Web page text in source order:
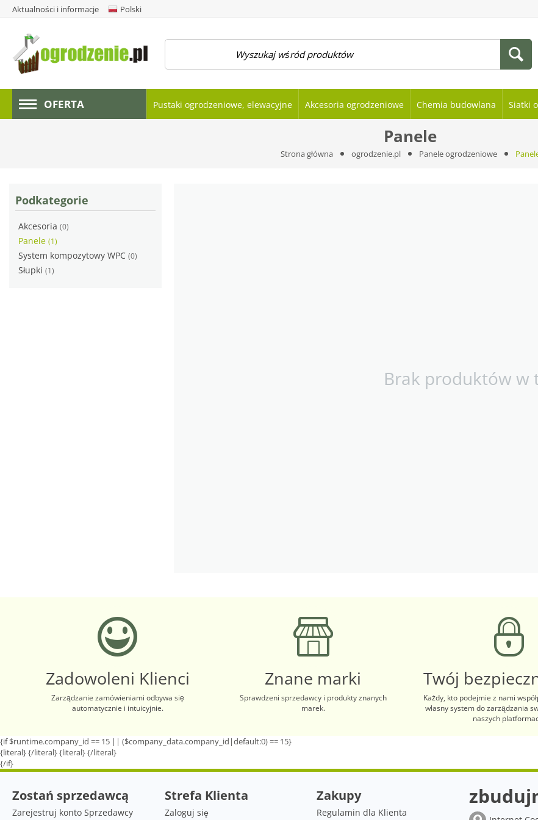
Aktualności i informacje Polski
OFERTA Pustaki ogrodzeniowe, elewacyjne Akcesoria ogrodzeniowe Chemia budowlana Siatki
Panele
Strona główna ogrodzenie.pl Panele ogrodzeniowe
Podkategorie
Akcesoria (0)
Panele (1)
System kompozytowy WPC (0)
Słupki (1)
menu
Brak produktów w
Zadowoleni Klienci
Zarządzanie zamówieniami odbywa się
automatycznie i intuicyjnie.
Znane marki
Sprawdzeni sprzedawcy i produkty znanych
marek.
Twój
Każdy, kto podejmie z nami
własny system do zarządzania
naszych
{if $runtime.company_id == 15 || ($company_data.company_id|default:0) == 15}
{literal}{/literal}{literal}{/literal}
{/if}
Zostań sprzedawcą
Zarejestruj konto Sprzedawcy
Strefa Klienta
Zaloguj się
Zakupy
Regulamin dla Klienta